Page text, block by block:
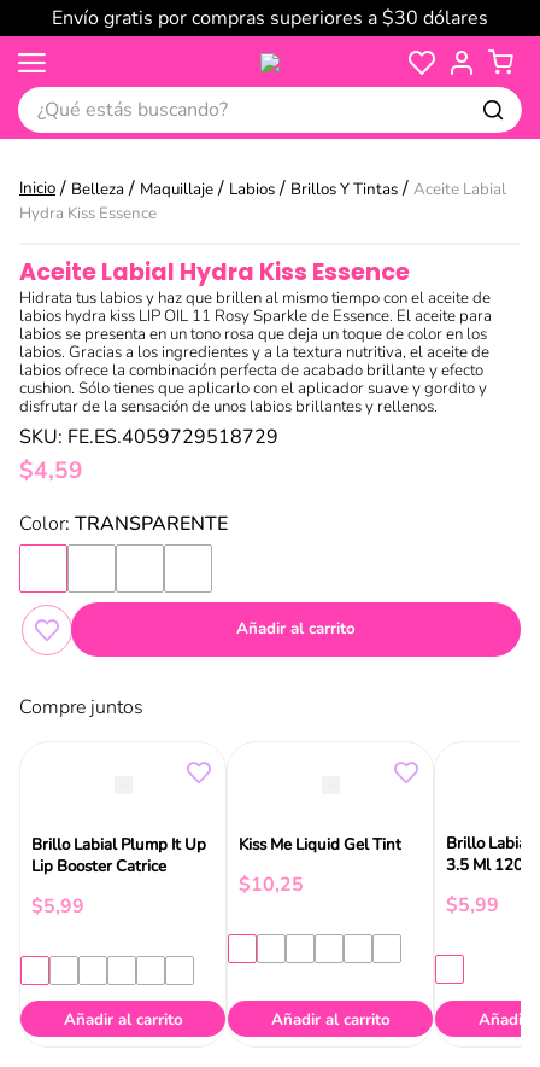
Envío gratis por compras superiores a $30 dólares
¿Qué estás buscando?
Belleza Maquillaje Labios Brillos Y Tintas
Aceite Labial
Hydra Kiss Essence
Aceite Labial Hydra Kiss Essence
Hidrata tus labios y haz que brillen al mismo tiempo con el aceite de
labios hydra kiss LIP OIL 11 Rosy Sparkle de Essence. El aceite para
labios se presenta en un tono rosa que deja un toque de color en los
labios. Gracias a los ingredientes y a la textura nutritiva, el aceite de
labios ofrece la combinación perfecta de acabado brillante y efecto
cushion. Sólo tienes que aplicarlo con el aplicador suave y gordito y
disfrutar de la sensación de unos labios brillantes y rellenos.
SKU: FE.ES.4059729518729
$4,59
: TRANSPARENTE
Añadir al carrito
Compre juntos
Brillo Labial Plump It Up
Lip Booster Catrice
$5,99
Añadir al carrito
Kiss Me Liquid Gel Tint
$10,25
Añadir al carrito
Brillo Labial
3.5 Ml 120
$5,99
Añadir